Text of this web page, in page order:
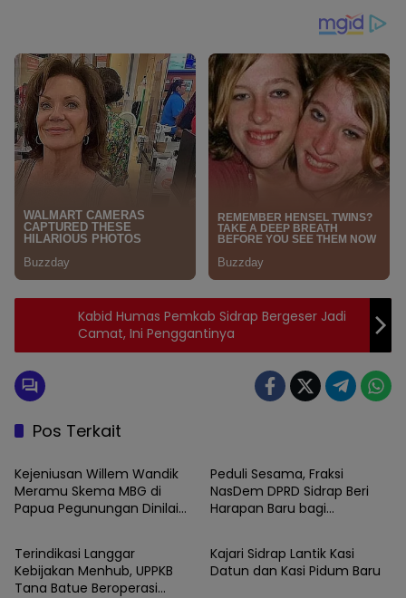
Kabid Humas Pemkab Sidrap Bergeser Jadi
Camat, Ini Penggantinya
Pos Terkait
News
Kejeniusan Willem Wandik
Meramu Skema MBG di
Papua Pegunungan Dinilai
Peduli Sesama, Fraksi
NasDem DPRD Sidrap Beri
Harapan Baru bagi
News
Terindikasi Langgar
Kebijakan Menhub, UPPKB
Tana Batue Beroperasi
News
Kajari Sidrap Lantik Kasi
Datun dan Kasi Pidum Baru